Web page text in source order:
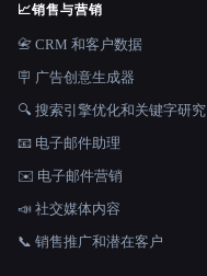
📈销售与营销
📇 CRM 和客户数据
🪧 广告创意生成器
🔍 搜索引擎优化和关键字研究
📧 电子邮件助理
✉️ 电子邮件营销
📣 社交媒体内容
📞 销售推广和潜在客户